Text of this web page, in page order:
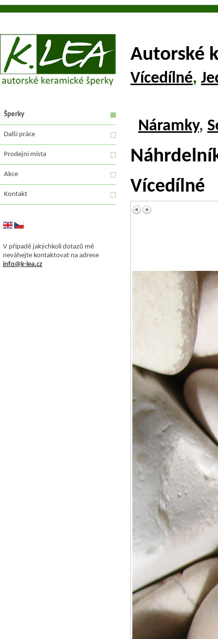
Šperky
Další práce
Prodejní místa
Akce
Kontakt
V případě jakýchkoli dotazů mě
neváhejte kontaktovat na adrese
info@k-lea.cz
Autorské
Vícedílné,
Náramky,
Vícedílné